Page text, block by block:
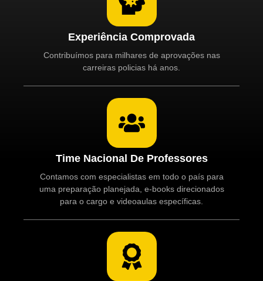
Experiência Comprovada
Contribuímos para milhares de aprovações nas
carreiras policias há anos.
Time Nacional De Professores
Contamos com especialistas em todo o país para
uma preparação planejada, e-books direcionados
para o cargo e videoaulas específicas.